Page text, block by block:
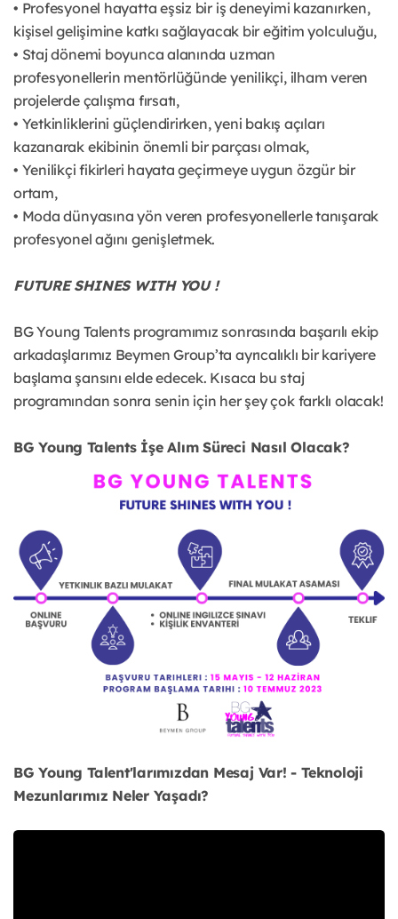
• Profesyonel hayatta eşsiz bir iş deneyimi kazanırken,
kişisel gelişimine katkı sağlayacak bir eğitim yolculuğu,
• Staj dönemi boyunca alanında uzman
profesyonellerin mentörlüğünde yenilikçi, ilham veren
projelerde çalışma fırsatı,
• Yetkinliklerini güçlendirirken, yeni bakış açıları
kazanarak ekibinin önemli bir parçası olmak,
• Yenilikçi fikirleri hayata geçirmeye uygun özgür bir
ortam,
• Moda dünyasına yön veren profesyonellerle tanışarak
profesyonel ağını genişletmek.
FUTURE SHINES WITH YOU !
BG Young Talents programımız sonrasında başarılı ekip
arkadaşlarımız Beymen Group’ta ayrıcalıklı bir kariyere
başlama şansını elde edecek. Kısaca bu staj
programından sonra senin için her şey çok farklı olacak!
BG Young Talents İşe Alım Süreci Nasıl Olacak?
BG Young Talent'larımızdan Mesaj Var! - Teknoloji
Mezunlarımız Neler Yaşadı?